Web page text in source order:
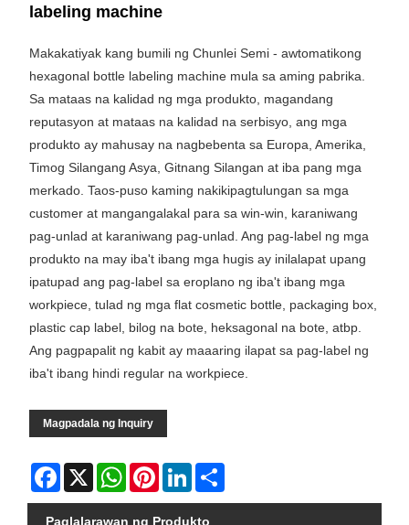
labeling machine
Makakatiyak kang bumili ng Chunlei Semi - awtomatikong
hexagonal bottle labeling machine mula sa aming pabrika.
Sa mataas na kalidad ng mga produkto, magandang
reputasyon at mataas na kalidad na serbisyo, ang mga
produkto ay mahusay na nagbebenta sa Europa, Amerika,
Timog Silangang Asya, Gitnang Silangan at iba pang mga
merkado. Taos-puso kaming nakikipagtulungan sa mga
customer at mangangalakal para sa win-win, karaniwang
pag-unlad at karaniwang pag-unlad. Ang pag-label ng mga
produkto na may iba't ibang mga hugis ay inilalapat upang
ipatupad ang pag-label sa eroplano ng iba't ibang mga
workpiece, tulad ng mga flat cosmetic bottle, packaging box,
plastic cap label, bilog na bote, heksagonal na bote, atbp.
Ang pagpapalit ng kabit ay maaaring ilapat sa pag-label ng
iba't ibang hindi regular na workpiece.
Magpadala ng Inquiry
Facebook
X WhatsAppPinterestLinkedIn
Paglalarawan ng Produkto